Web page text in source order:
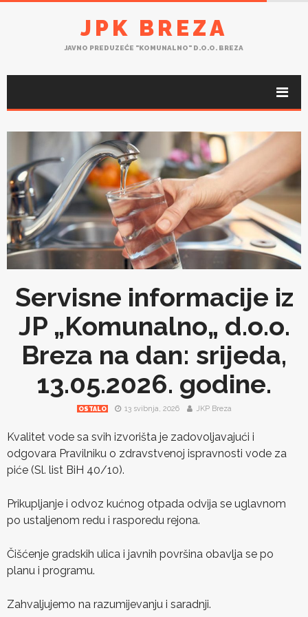
JPK BREZA
JAVNO PREDUZEĆE "KOMUNALNO" D.O.O. BREZA
Servisne informacije iz
JP „Komunalno„ d.o.o.
Breza na dan: srijeda,
13.05.2026. godine.
OSTALO 13 svibnja, 2026 JKP Breza
Kvalitet vode sa svih izvorišta je zadovoljavajući i
odgovara Pravilniku o zdravstvenoj ispravnosti vode za
piće (Sl. list BiH 40/10).
Prikupljanje i odvoz kućnog otpada odvija se uglavnom
po ustaljenom redu i rasporedu rejona.
Čišćenje gradskih ulica i javnih površina obavlja se po
planu i programu.
Zahvaljujemo na razumijevanju i saradnji.